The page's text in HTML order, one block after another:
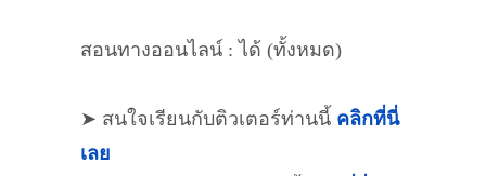
สอนทางออนไลน์ : ได้ (ทั้งหมด)
➤ สนใจเรียนกับติวเตอร์ท่านนี้ คลิกที่นี่
เลย